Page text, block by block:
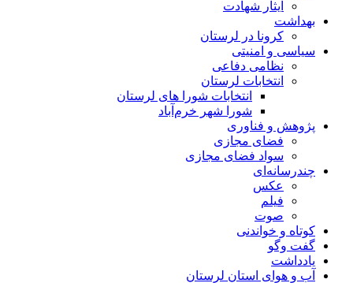
ایثار شهادت
بهداشت
کرونا در لرستان
سیاسی و امنیتی
نظامی دفاعی
انتخابات لرستان
انتخابات شورا های لرستان
شورا شهر خرم‌آباد
پژوهش و فناوری
فضای مجازی
سواد فضای مجازی
چندرسانه‌ای
عكس
فیلم
صوت
کوتاه و خواندنی
گفت وگو
یادداشت
آب و هوای استان لرستان